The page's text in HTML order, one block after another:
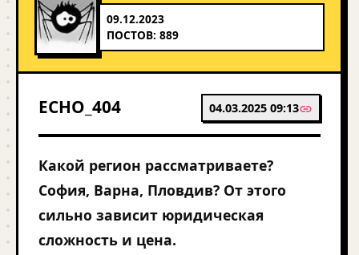
09.12.2023
ПОСТОВ: 889
ECHO_404 04.03.2025 09:13
Какой регион рассматриваете?
София, Варна, Пловдив? От этого
сильно зависит юридическая
сложность и цена.